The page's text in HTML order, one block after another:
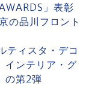
」表彰
の品川フロント
ティスタ・デコ
ンテリア・グ
の第2弾